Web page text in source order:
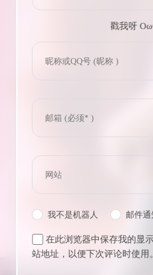
戳我呀
我不是机器人 邮件通
在此浏览器中保存我的显
站地址，以便下次评论时使用